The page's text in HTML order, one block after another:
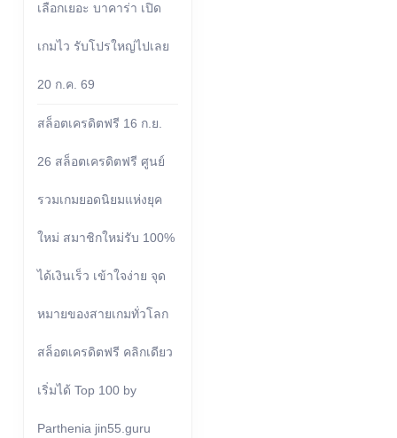
เลือกเยอะ บาคาร่า เปิด
เกมไว รับโปรใหญ่ไปเลย
20 ก.ค. 69
สล็อตเครดิตฟรี 16 ก.ย.
26 สล็อตเครดิตฟรี ศูนย์
รวมเกมยอดนิยมแห่งยุค
ใหม่ สมาชิกใหม่รับ 100%
ได้เงินเร็ว เข้าใจง่าย จุด
หมายของสายเกมทั่วโลก
สล็อตเครดิตฟรี คลิกเดียว
เริ่มได้ Top 100 by
Parthenia jin55.guru